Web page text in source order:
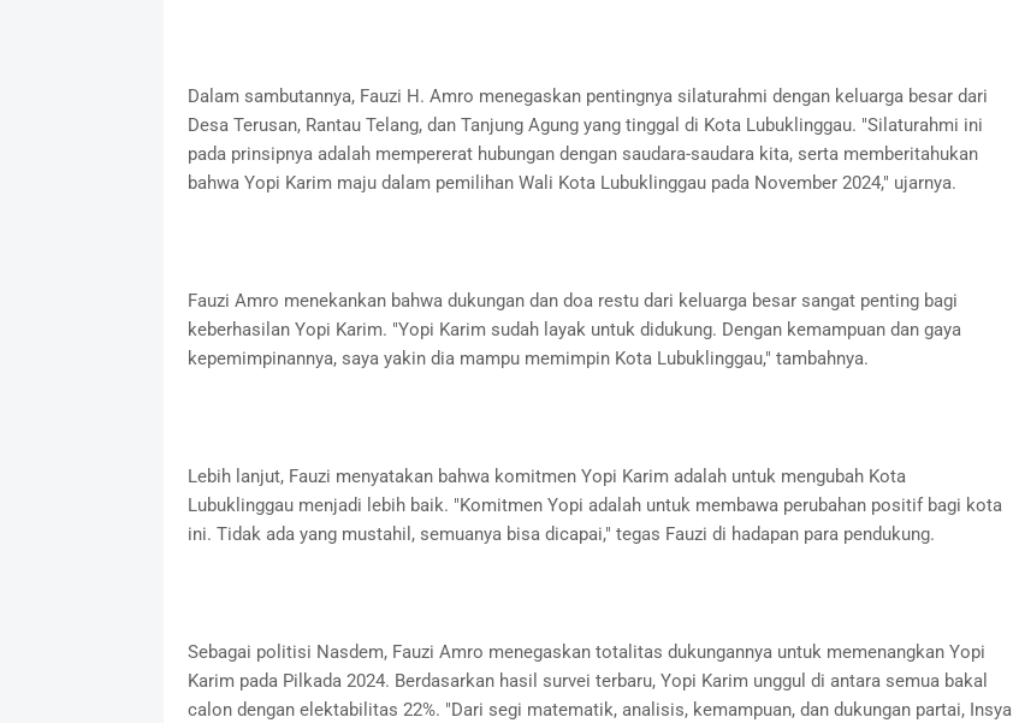
Dalam sambutannya, Fauzi H. Amro menegaskan pentingnya silaturahmi dengan keluarga besar dari
Desa Terusan, Rantau Telang, dan Tanjung Agung yang tinggal di Kota Lubuklinggau. "Silaturahmi ini
pada prinsipnya adalah mempererat hubungan dengan saudara-saudara kita, serta memberitahukan
bahwa Yopi Karim maju dalam pemilihan Wali Kota Lubuklinggau pada November 2024," ujarnya.
Fauzi Amro menekankan bahwa dukungan dan doa restu dari keluarga besar sangat penting bagi
keberhasilan Yopi Karim. "Yopi Karim sudah layak untuk didukung. Dengan kemampuan dan gaya
kepemimpinannya, saya yakin dia mampu memimpin Kota Lubuklinggau," tambahnya.
Lebih lanjut, Fauzi menyatakan bahwa komitmen Yopi Karim adalah untuk mengubah Kota
Lubuklinggau menjadi lebih baik. "Komitmen Yopi adalah untuk membawa perubahan positif bagi kota
ini. Tidak ada yang mustahil, semuanya bisa dicapai," tegas Fauzi di hadapan para pendukung.
Sebagai politisi Nasdem, Fauzi Amro menegaskan totalitas dukungannya untuk memenangkan Yopi
Karim pada Pilkada 2024. Berdasarkan hasil survei terbaru, Yopi Karim unggul di antara semua bakal
calon dengan elektabilitas 22%. "Dari segi matematik, analisis, kemampuan, dan dukungan partai, Insya